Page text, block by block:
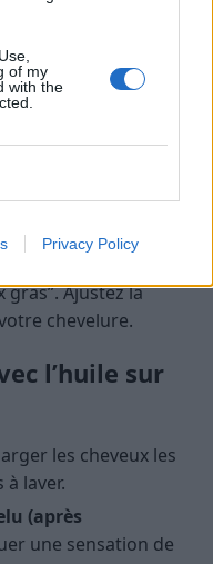
of my
with the
Privacy Policy
pour les
; 1 à 2 fois par
à tendance grasse.
pour protéger
gras”. Ajustez la
chevelure.
l’huile sur
les cheveux les
laver.
(après
une sensation de